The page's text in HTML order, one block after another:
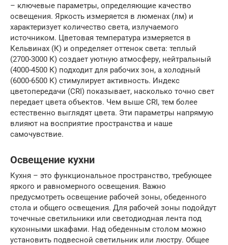
– ключевые параметры, определяющие качество
освещения. Яркость измеряется в люменах (лм) и
характеризует количество света, излучаемого
источником. Цветовая температура измеряется в
Кельвинах (К) и определяет оттенок света: теплый
(2700-3000 К) создает уютную атмосферу, нейтральный
(4000-4500 К) подходит для рабочих зон, а холодный
(6000-6500 К) стимулирует активность. Индекс
цветопередачи (CRI) показывает, насколько точно свет
передает цвета объектов. Чем выше CRI, тем более
естественно выглядят цвета. Эти параметры напрямую
влияют на восприятие пространства и наше
самочувствие.
Освещение кухни
Кухня – это функциональное пространство, требующее
яркого и равномерного освещения. Важно
предусмотреть освещение рабочей зоны, обеденного
стола и общего освещения. Для рабочей зоны подойдут
точечные светильники или светодиодная лента под
кухонными шкафами. Над обеденным столом можно
установить подвесной светильник или люстру. Общее